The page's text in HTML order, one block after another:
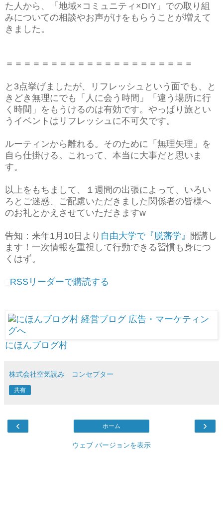
た人から、「地域×コミュニティ×DIY」での取り組
みについての相談やお声がけをもらうことが増えて
きました。
＝＝＝＝＝＝＝＝＝＝＝＝＝＝＝＝＝＝＝＝＝
と3点挙げましたが、リフレッシュという面でも、と
きどき無理にでも「人に会う時間」「違う場所に行
く時間」をもうけるのは有効です。やっぱり旅とい
うイベントはリフレッシュに不可欠です。
ルーティンから離れる。そのために「無理矢理」を
自ら仕掛ける。これって、本当に大事だと思いま
す。
以上をもちまして、１週間の出張によって、いろい
ろとご迷惑、ご配慮いただきました関係者の皆様へ
のお礼とかえさせていただきますw
告知：来年1月10日より 自由大学で『脱藩学』 開講し
ます！一次情報を重視して行動できる習慣も身につ
くはず。
RSSリーダーで購読する
にほんブログ村
株式会社空気読み コンセプター
共有
‹ ›
ホーム
ウェブ バージョンを表示